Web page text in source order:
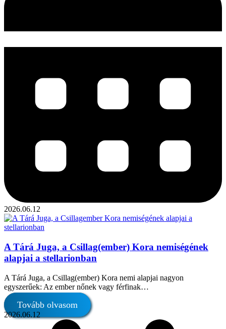
2026.06.12
A Tárá Juga, a Csillag(ember) Kora nemiségének
alapjai a stellarionban
A Tárá Juga, a Csillag(ember) Kora nemi alapjai nagyon
egyszerűek: Az ember nőnek vagy férfinak…
Tovább olvasom
2026.06.12